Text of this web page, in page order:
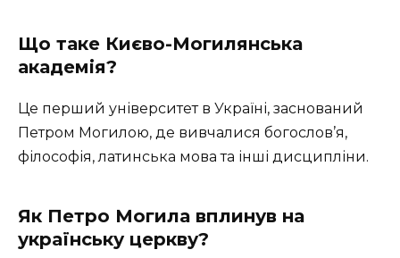
Що таке Києво-Могилянська
академія?
Це перший університет в Україні, заснований
Петром Могилою, де вивчалися богослов’я,
філософія, латинська мова та інші дисципліни.
Як Петро Могила вплинув на
українську церкву?